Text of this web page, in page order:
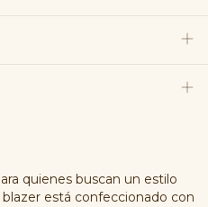
quienes buscan un estilo
está confeccionado con